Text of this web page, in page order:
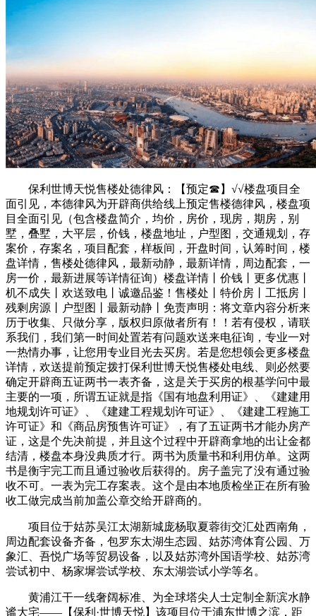
保利世博天悦售楼处德律风：【预定☎】√√楼盘项目全
面引见，本德律风为开辟商供给线上预定售楼德律风，楼盘项
目全面引见（包含楼盘简介，均价，房价，现房，期房，别
墅，叠墅，大平层，价钱，楼盘地址，户型图，交通规划，存
案价，存案名，项目配套，样板间，开盘时间，认筹时间，楼
盘详情，售楼处德律风，最新动静，最新详情，周边配套，一
房一价，最新进展等详情征询）楼盘详情丨价钱丨更多优惠丨
机不成失丨欢送致电丨诚邀品鉴！售楼处丨特价房丨工抵房丨
残剩房源丨户型图丨最新动静丨免责声明：将文章内容分析来
历于收集、只做分享，版权归原做者所有！！若有侵权，请联
系我们，我们第一时间处置若有问题欢送来电征询，专业一对
一热情办事，让您用专业目光去买房。若是您想领会更多楼盘
详情，欢送提前预定拨打保利世博天悦售楼处电线、则必然要
确定开辟商五证两书一表齐备，这是关于买房的根基学问中最
主要的一项，所谓五证就是指《国有地盘利用证》、《建建用
地规划许可证》、《建建工程规划许可证》、《建建工程施工
许可证》和《商品房预售许可证》，有了五证两书才能办房产
证，这是个先决前提，并且这个过程中开辟商拿地的出让金都
结清，楼盘本身没典质才行。两书为质量书和利用仿单。这两
书是衡宇完工而且通过验收后获得的。房子盖完了没有通过验
收不可。一表为完工存案表。这个是由本地质检坐正在所有验
收工做完成当前加盖公章交给开辟商的。
项目位于姑苏吴江太湖新城庞杨取夏蓉街交汇处西南角，
周边配套设备齐备，包罗东太湖生态园、姑苏湾体育公园、万
象汇、吾悦广场等贸易设备，以及姑苏湾外国语学校、姑苏湾
尝试初中、杨家墀尝试学校、东太湖尝试小学等名。
黄浦江干一线奢阔标准、为全球塔尖人士定制全新滨水静
谧大宅——【保利·世博天悦】该项目位于浦东世博之滨，距